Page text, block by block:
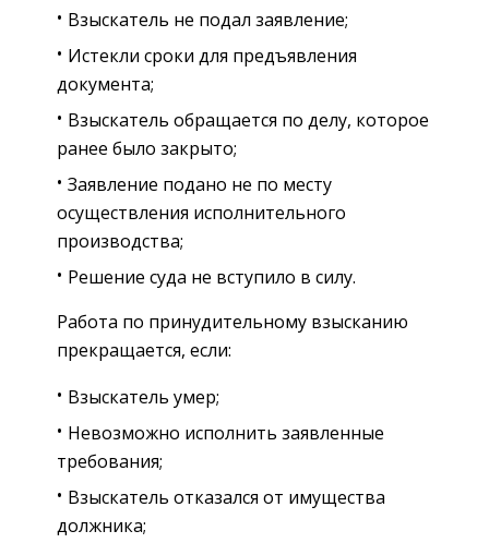
Взыскатель не подал заявление;
Истекли сроки для предъявления
документа;
Взыскатель обращается по делу, которое
ранее было закрыто;
Заявление подано не по месту
осуществления исполнительного
производства;
Решение суда не вступило в силу.
Работа по принудительному взысканию
прекращается, если:
Взыскатель умер;
Невозможно исполнить заявленные
требования;
Взыскатель отказался от имущества
должника;